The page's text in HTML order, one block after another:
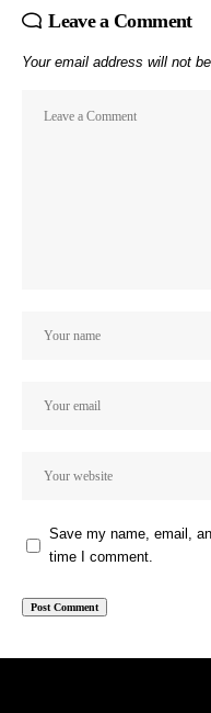
Leave a Comment
Your email address will not
Save my name, email,
time I comment.